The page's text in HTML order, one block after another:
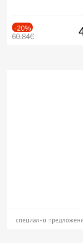
-20%
60.84€
специално